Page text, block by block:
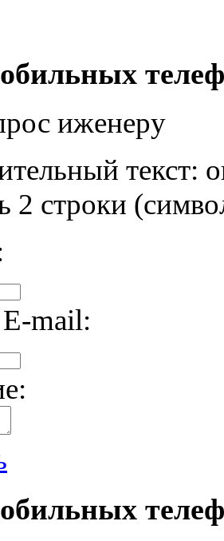
иженеру
текст:
2 строки
mail: